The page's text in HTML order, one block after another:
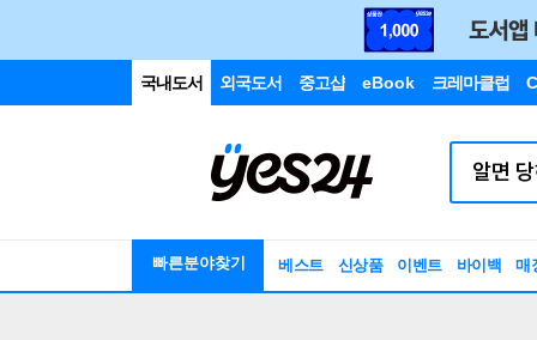
국내도서 외국도서 중고샵 eBook 크레마클럽
빠른분야찾기 베스트 신상품 이벤트 바이백 매